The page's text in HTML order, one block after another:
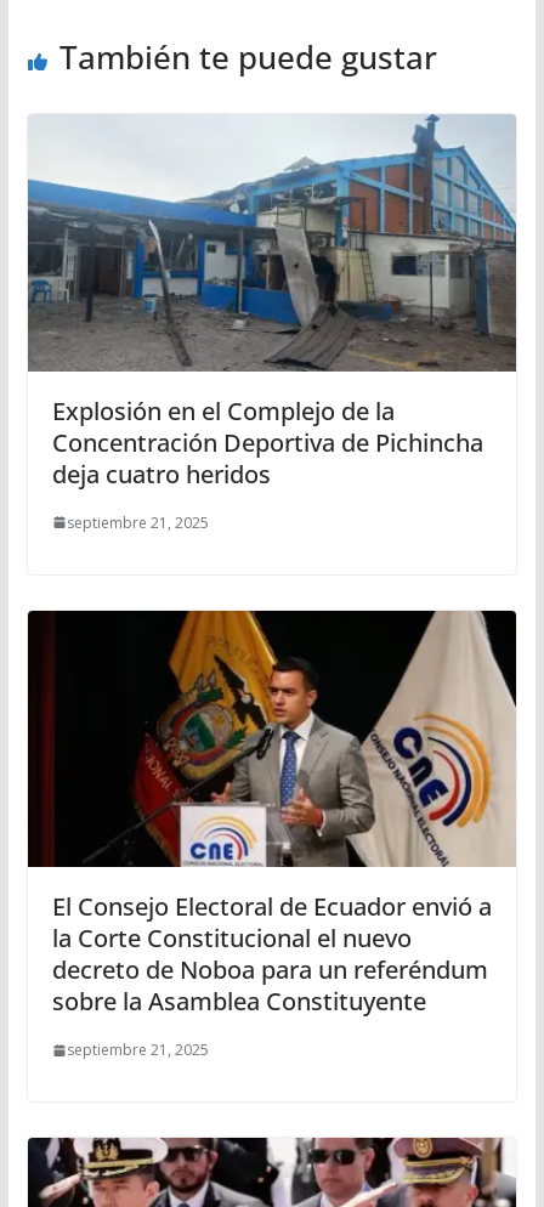
También te puede gustar
Explosión en el Complejo de la
Concentración Deportiva de Pichincha
deja cuatro heridos
septiembre 21, 2025
El Consejo Electoral de Ecuador envió a
la Corte Constitucional el nuevo
decreto de Noboa para un referéndum
sobre la Asamblea Constituyente
septiembre 21, 2025